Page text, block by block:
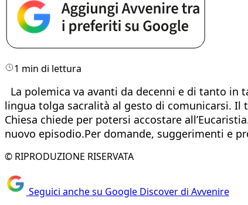
1 min di lettura
La polemica va avanti da decenni e di tanto in
lingua tolga sacralità al gesto di comunicarsi. Il
Chiesa chiede per potersi accostare
nuovo episodio.Per domande, suggerimenti e
© RIPRODUZIONE RISERVATA
Seguici anche su Google Discover di Avvenire